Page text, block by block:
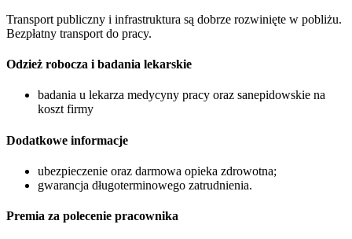
Transport publiczny i infrastruktura są dobrze rozwinięte w pobliżu.
Bezpłatny transport do pracy.
Odzież robocza i badania lekarskie
badania u lekarza medycyny pracy oraz sanepidowskie na
koszt firmy
Dodatkowe informacje
ubezpieczenie oraz darmowa opieka zdrowotna;
gwarancja długoterminowego zatrudnienia.
Premia za polecenie pracownika